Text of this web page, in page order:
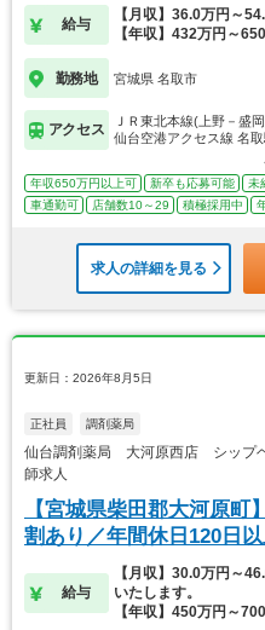
給与
【月収】36.0万円～
【年収】432万円～
勤務地 宮城県 名取市
アクセス
ＪＲ東北本線(上野－盛
仙台空港アクセス線 名取
年収650万円以上可 新卒も応募可能 未
車通勤可
店舗数10～29 積極採用中
求人の詳細を見る
更新日：2026年8月5日
正社員 調剤薬局
仙台調剤薬局 大河原西店 シップ
師求人
【宮城県柴田郡大河原
割あり／年間休日120日
給与
【月収】30.0万円～
いたします。
【年収】450万円～